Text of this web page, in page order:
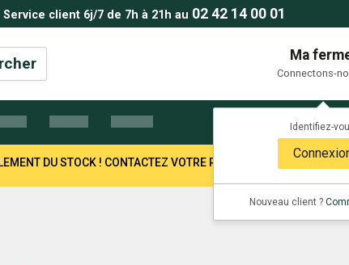
Service client 6j/7 de 7h à 21h au 02 42 14 00 01
Ma
Connectons-
Identifiez-
Nouveau client ?
DU STOCK ! CONTACTEZ VOTRE RESPONSABLE SECTEUR !